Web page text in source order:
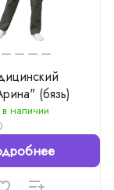
(бязь)
в наличии